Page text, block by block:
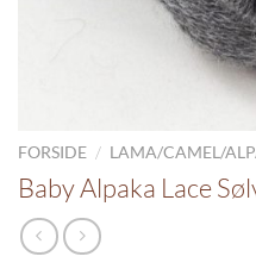
FORSIDE / LAMA/CAMEL/
Baby Alpaka Lace